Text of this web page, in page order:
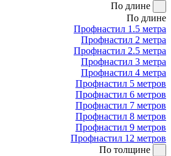
По длине
По длине
Профнастил 1.5 метра
Профнастил 2 метра
Профнастил 2.5 метра
Профнастил 3 метра
Профнастил 4 метра
Профнастил 5 метров
Профнастил 6 метров
Профнастил 7 метров
Профнастил 8 метров
Профнастил 9 метров
Профнастил 12 метров
По толщине